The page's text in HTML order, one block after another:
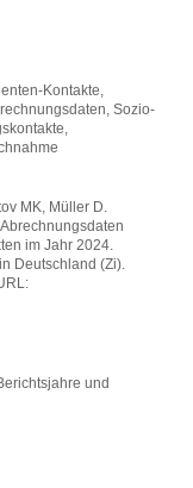
Kontakte,
Sozio-
MK, Müller D.
im Jahr 2024.
Deutschland (Zi).
und